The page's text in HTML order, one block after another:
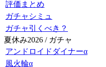
評価まとめ
ガチャシミュ
ガチャ引くべき？
夏休み2026 / ガチャ
アンドロイドダイナーα
風火輪α